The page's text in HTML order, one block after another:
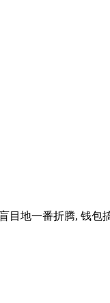
目地一番折腾, 钱包